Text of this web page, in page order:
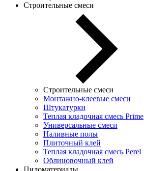
Строительные смеси
Строительные смеси
Монтажно-клеевые смеси
Штукатурки
Теплая кладочная смесь Prime
Универсальные смеси
Наливные полы
Плиточный клей
Теплая кладочная смесь Perel
Облицовочный клей
Пиломатериалы